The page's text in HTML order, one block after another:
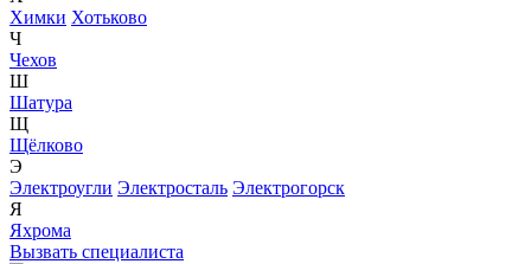
Химки Хотьково
Ч
Чехов
Ш
Шатура
Щ
Щёлково
Э
Электроугли Электросталь Электрогорск
Я
Яхрома
Вызвать специалиста